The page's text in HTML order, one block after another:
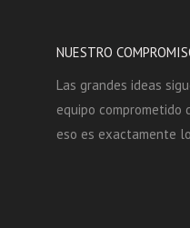
NUESTRO
Las grandes ideas
equipo comprometido
eso es exactamente